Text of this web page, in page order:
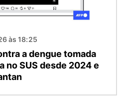
às 18:25
a dengue tomada
no SUS desde 2024 e